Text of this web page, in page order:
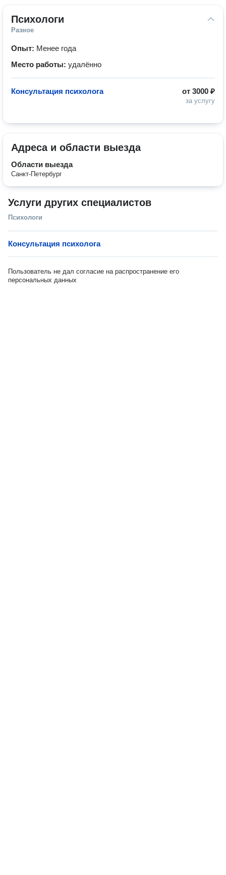
Психологи
Разное
Опыт: Менее года
Место работы: удалённо
от 3000 ₽
за услугу
Консультация психолога
Адреса и области выезда
Области выезда
Санкт-Петербург
Услуги других специалистов
Психологи
Консультация психолога
Пользователь не дал согласие на распространение его
персональных данных